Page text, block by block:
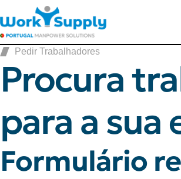
Pedir Trabalhadores
Procura
para a sua
Formulário